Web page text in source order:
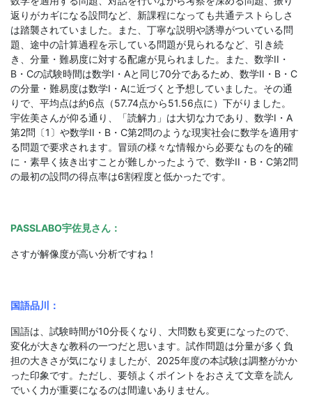
返りがカギになる設問など、新課程になっても共通テストらしさ
は踏襲されていました。また、丁寧な説明や誘導がついている問
題、途中の計算過程を示している問題が見られるなど、引き続
き、分量・難易度に対する配慮が見られました。また、数学II・
B・Cの試験時間は数学I・Aと同じ70分であるため、数学II・B・C
の分量・難易度は数学I・Aに近づくと予想していました。その通
りで、平均点は約6点（57.74点から51.56点に）下がりました。
宇佐美さんが仰る通り、「読解力」は大切な力であり、数学I・A
第2問〔1〕や数学II・B・C第2問のような現実社会に数学を適用す
る問題で要求されます。冒頭の様々な情報から必要なものを的確
に・素早く抜き出すことが難しかったようで、数学II・B・C第2問
の最初の設問の得点率は6割程度と低かったです。
PASSLABO宇佐見さん：
さすが解像度が高い分析ですね！
国語品川：
国語は、試験時間が10分長くなり、大問数も変更になったので、
変化が大きな教科の一つだと思います。試作問題は分量が多く負
担の大きさが気になりましたが、2025年度の本試験は調整がかか
った印象です。ただし、要領よくポイントをおさえて文章を読ん
でいく力が重要になるのは間違いありません。